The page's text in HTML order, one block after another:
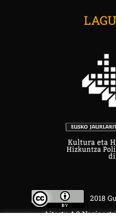
2018
Aitortu 4.0